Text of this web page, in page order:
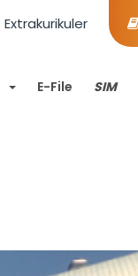
Extrakurikuler
E-File SIM